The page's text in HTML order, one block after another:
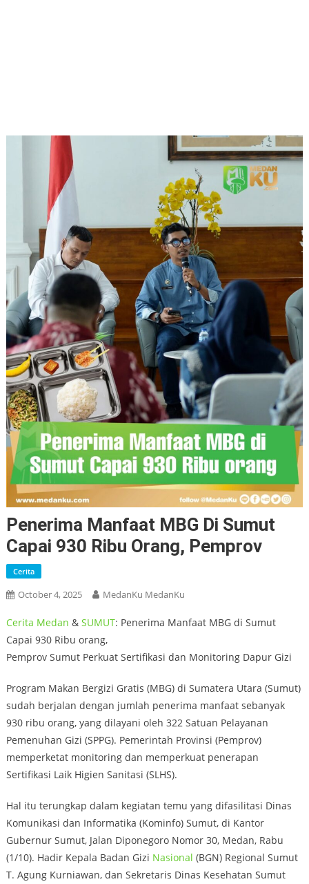
Penerima Manfaat MBG Di Sumut
Capai 930 Ribu Orang, Pemprov
Cerita
October 4, 2025 MedanKu MedanKu
Cerita Medan & SUMUT: Penerima Manfaat MBG di Sumut
Capai 930 Ribu orang,
Pemprov Sumut Perkuat Sertifikasi dan Monitoring Dapur Gizi
Program Makan Bergizi Gratis (MBG) di Sumatera Utara (Sumut)
sudah berjalan dengan jumlah penerima manfaat sebanyak
930 ribu orang, yang dilayani oleh 322 Satuan Pelayanan
Pemenuhan Gizi (SPPG). Pemerintah Provinsi (Pemprov)
memperketat monitoring dan memperkuat penerapan
Sertifikasi Laik Higien Sanitasi (SLHS).
Hal itu terungkap dalam kegiatan temu yang difasilitasi Dinas
Komunikasi dan Informatika (Kominfo) Sumut, di Kantor
Gubernur Sumut, Jalan Diponegoro Nomor 30, Medan, Rabu
(1/10). Hadir Kepala Badan Gizi Nasional (BGN) Regional Sumut
T. Agung Kurniawan, dan Sekretaris Dinas Kesehatan Sumut